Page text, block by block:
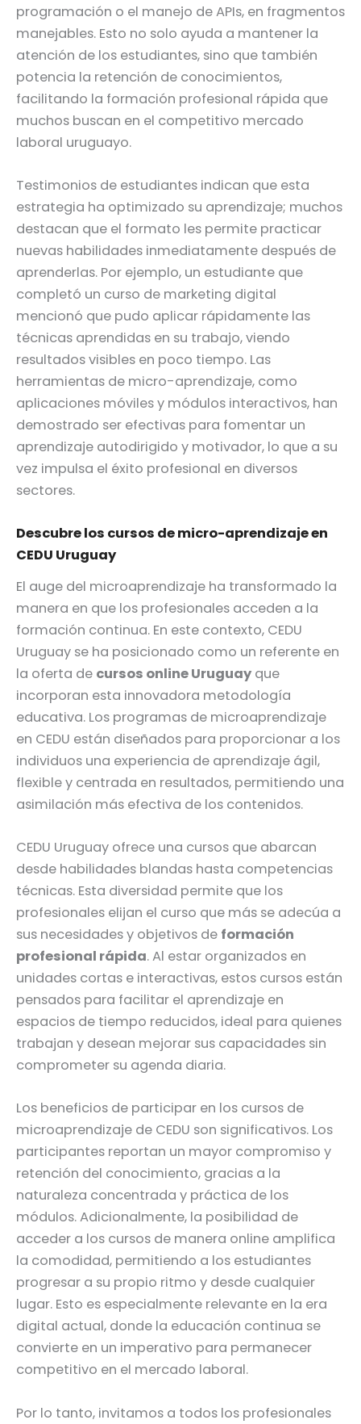
programación o el manejo de APIs, en fragmentos
manejables. Esto no solo ayuda a mantener la
atención de los estudiantes, sino que también
potencia la retención de conocimientos,
facilitando la formación profesional rápida que
muchos buscan en el competitivo mercado
laboral uruguayo.
Testimonios de estudiantes indican que esta
estrategia ha optimizado su aprendizaje; muchos
destacan que el formato les permite practicar
nuevas habilidades inmediatamente después de
aprenderlas. Por ejemplo, un estudiante que
completó un curso de marketing digital
mencionó que pudo aplicar rápidamente las
técnicas aprendidas en su trabajo, viendo
resultados visibles en poco tiempo. Las
herramientas de micro-aprendizaje, como
aplicaciones móviles y módulos interactivos, han
demostrado ser efectivas para fomentar un
aprendizaje autodirigido y motivador, lo que a su
vez impulsa el éxito profesional en diversos
sectores.
Descubre los cursos de micro-aprendizaje en
CEDU Uruguay
El auge del microaprendizaje ha transformado la
manera en que los profesionales acceden a la
formación continua. En este contexto, CEDU
Uruguay se ha posicionado como un referente en
la oferta de cursos online Uruguay que
incorporan esta innovadora metodología
educativa. Los programas de microaprendizaje
en CEDU están diseñados para proporcionar a los
individuos una experiencia de aprendizaje ágil,
flexible y centrada en resultados, permitiendo una
asimilación más efectiva de los contenidos.
CEDU Uruguay ofrece una cursos que abarcan
desde habilidades blandas hasta competencias
técnicas. Esta diversidad permite que los
profesionales elijan el curso que más se adecúa a
sus necesidades y objetivos de formación
profesional rápida. Al estar organizados en
unidades cortas e interactivas, estos cursos están
pensados para facilitar el aprendizaje en
espacios de tiempo reducidos, ideal para quienes
trabajan y desean mejorar sus capacidades sin
comprometer su agenda diaria.
Los beneficios de participar en los cursos de
microaprendizaje de CEDU son significativos. Los
participantes reportan un mayor compromiso y
retención del conocimiento, gracias a la
naturaleza concentrada y práctica de los
módulos. Adicionalmente, la posibilidad de
acceder a los cursos de manera online amplifica
la comodidad, permitiendo a los estudiantes
progresar a su propio ritmo y desde cualquier
lugar. Esto es especialmente relevante en la era
digital actual, donde la educación continua se
convierte en un imperativo para permanecer
competitivo en el mercado laboral.
Por lo tanto, invitamos a todos los profesionales